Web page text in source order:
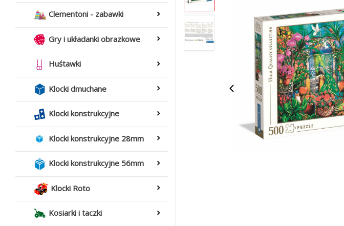
Clementoni - zabawki
Gry i układanki obrazkowe
Huśtawki
Klocki dmuchane
Klocki konstrukcyjne
Klocki konstrukcyjne 28mm
Klocki konstrukcyjne 56mm
Klocki Roto
Kosiarki i taczki